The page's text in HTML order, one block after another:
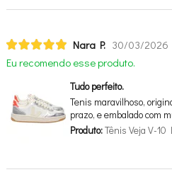
Nara P. 30/03/2026
Eu recomendo esse produto.
Tudo perfeito.
Tenis maravilhoso,
prazo, e embalado com
Produto:Tênis Veja V-10